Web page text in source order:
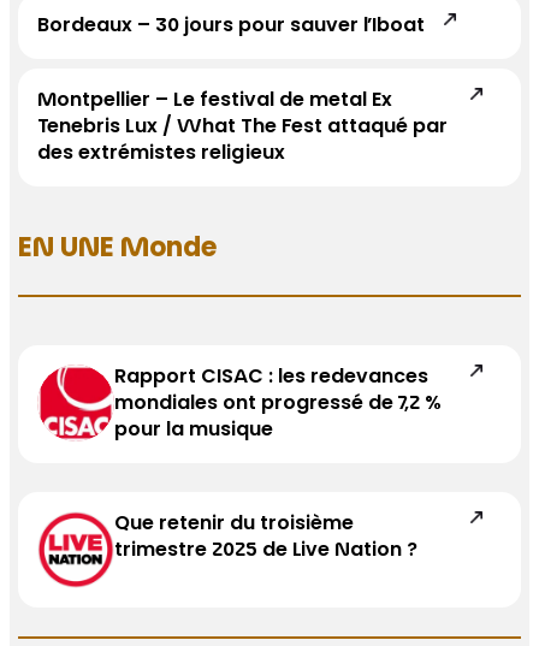
Bordeaux – 30 jours pour sauver l’Iboat
Montpellier – Le festival de metal Ex
Tenebris Lux / What The Fest attaqué par
des extrémistes religieux
EN UNE Monde
Rapport CISAC : les redevances
mondiales ont progressé de 7,2 %
pour la musique
Que retenir du troisième
trimestre 2025 de Live Nation ?